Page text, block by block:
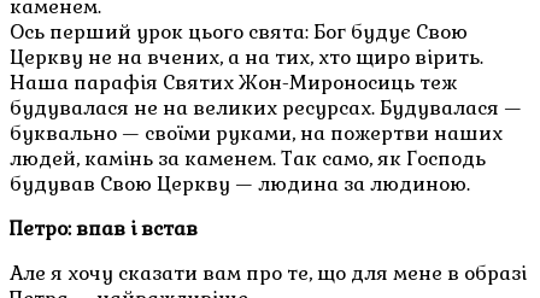
каменем.
Ось перший урок цього свята: Бог будує Свою
Церкву не на вчених, а на тих, хто щиро вірить.
Наша парафія Святих Жон-Мироносиць теж
будувалася не на великих ресурсах. Будувалася —
буквально — своїми руками, на пожертви наших
людей, камінь за каменем. Так само, як Господь
будував Свою Церкву — людина за людиною.
Петро: впав і встав
Але я хочу сказати вам про те, що для мене в образі